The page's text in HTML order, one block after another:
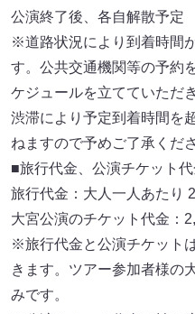
公演終了後、各自解散予定
※道路状況により到着時間
す。公共交通機関等の予約
ケジュールを立てていただ
渋滞により予定到着時間を
ねますので予めご了承くださ
■旅行代金、公演チケット代
旅行代金：大人一人あたり
大宮公演のチケット代金：
※旅行代金と公演チケット
きます。ツアー参加者様の
みです。